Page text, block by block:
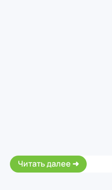
Читать далее